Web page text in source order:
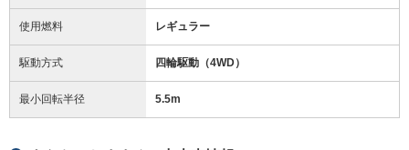
使用燃料 レギュラー
駆動方式 四輪駆動（4WD）
最小回転半径 5.5m